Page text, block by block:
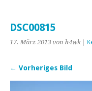
DSC00815
17. März 2013 von h4wk|
← Vorheriges Bild